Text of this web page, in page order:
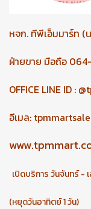
หจก. ทีพีเอ็มมาร์ท (
ฝ่ายขาย มือถือ
OFFICE LINE ID :
อีเมล:
เปิดบริการ วันจันทร์ -
(หยุดวันอาทิตย์ 1 วัน)